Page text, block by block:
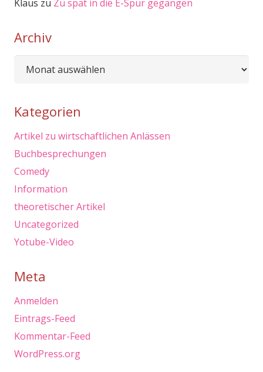
Klaus zu Zu spät in die E-Spur gegangen
Archiv
Archiv
Kategorien
Artikel zu wirtschaftlichen Anlässen
Buchbesprechungen
Comedy
Information
theoretischer Artikel
Uncategorized
Yotube-Video
Meta
Anmelden
Eintrags-Feed
Kommentar-Feed
WordPress.org